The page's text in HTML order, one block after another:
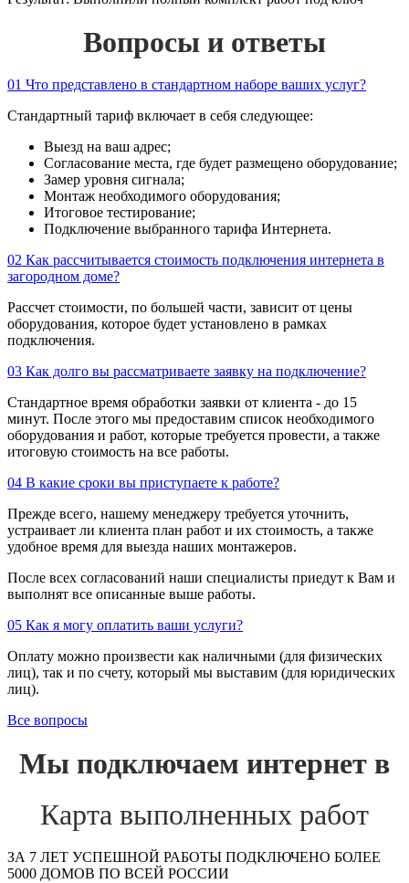
Вопросы и ответы
01 Что представлено в стандартном наборе ваших услуг?
Стандартный тариф включает в себя следующее:
Выезд на ваш адрес;
Согласование места, где будет размещено оборудование;
Замер уровня сигнала;
Монтаж необходимого оборудования;
Итоговое тестирование;
Подключение выбранного тарифа Интернета.
02 Как рассчитывается стоимость подключения интернета в
загородном доме?
Рассчет стоимости, по большей части, зависит от цены
оборудования, которое будет установлено в рамках
подключения.
03 Как долго вы рассматриваете заявку на подключение?
Стандартное время обработки заявки от клиента - до 15
минут. После этого мы предоставим список необходимого
оборудования и работ, которые требуется провести, а также
итоговую стоимость на все работы.
04 В какие сроки вы приступаете к работе?
Прежде всего, нашему менеджеру требуется уточнить,
устраивает ли клиента план работ и их стоимость, а также
удобное время для выезда наших монтажеров.
После всех согласований наши специалисты приедут к Вам и
выполнят все описанные выше работы.
05 Как я могу оплатить ваши услуги?
Оплату можно произвести как наличными (для физических
лиц), так и по счету, который мы выставим (для юридических
лиц).
Все вопросы
Мы подключаем интернет в
Карта выполненных работ
ЗА 7 ЛЕТ УСПЕШНОЙ РАБОТЫ ПОДКЛЮЧЕНО БОЛЕЕ
5000 ДОМОВ ПО ВСЕЙ РОССИИ